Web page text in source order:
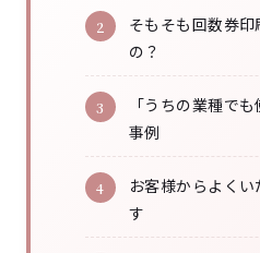
そもそも回数券
の？
「うちの業種で
事例
お客様からよく
す